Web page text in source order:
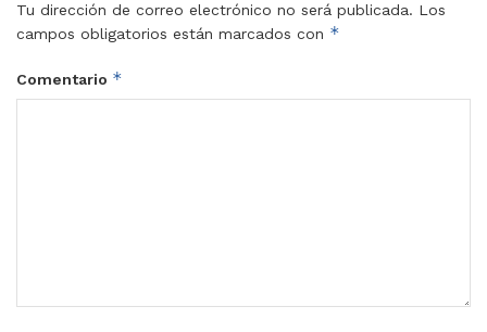
Tu dirección de correo electrónico no será publicada. Los
campos obligatorios están marcados con *
Comentario *